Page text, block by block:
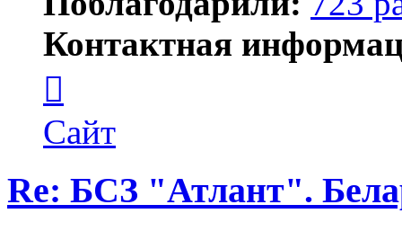
Контактная
пользователя
Елена
ПластЭксперт
Сайт
Re: БСЗ "Атлант".